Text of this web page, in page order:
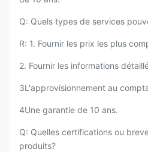
Q: Quels types de services
R: 1. Fournir les prix les plus
2. Fournir les informations
3L'approvisionnement au
4Une garantie de 10 ans.
Q: Quelles certifications ou
produits?